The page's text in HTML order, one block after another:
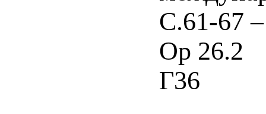
С.61-67
Ор 26.2
Г36